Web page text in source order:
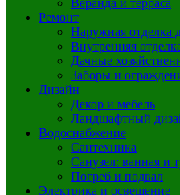
Веранда и терраса
Ремонт
Наружная отделка
Внутренняя
Дачные
Заборы и
Дизайн
Декор и мебель
Ландшафтный
Водоснабжение
Сантехника
Санузел: ванная и
Погреб и подвал
Электрика и освещение